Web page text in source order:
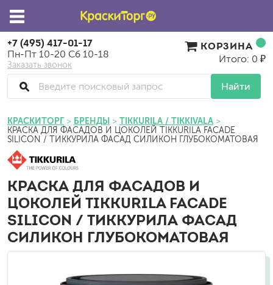
+7 (495) 417-01-17
Пн-Пт 10-20 Сб 10-18
Заказать звонок
Найти
КОРЗИНА
Итого: 0 ₽
КРАСКИТОРГ БРЕНДЫ TIKKURILA / TIKKIVALA
КРАСКА ДЛЯ ФАСАДОВ И ЦОКОЛЕЙ TIKKURILA FACADE
SILICON / ТИККУРИЛА ФАСАД СИЛИКОН ГЛУБОКОМАТОВАЯ
КРАСКА ДЛЯ ФАСАДОВ И
ЦОКОЛЕЙ TIKKURILA FACADE
SILICON / ТИККУРИЛА ФАСАД
СИЛИКОН ГЛУБОКОМАТОВАЯ